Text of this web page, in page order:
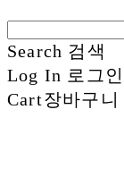
Search 검색
Log In 로그인
Cart장바구니